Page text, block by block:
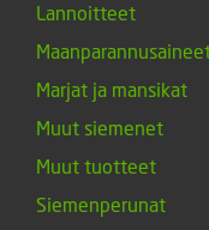
Lannoitteet
Marjat ja mansikat
Muut siemenet
Muut tuotteet
Siemenperunat